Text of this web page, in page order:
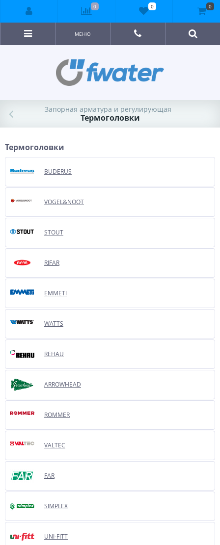
МЕНЮ
Запорная арматура и регулирующая
Термоголовки
Термоголовки
BUDERUS
VOGEL&NOOT
STOUT
RIFAR
EMMETI
WATTS
REHAU
ARROWHEAD
ROMMER
VALTEC
FAR
SIMPLEX
UNI-FITT
0 0 0